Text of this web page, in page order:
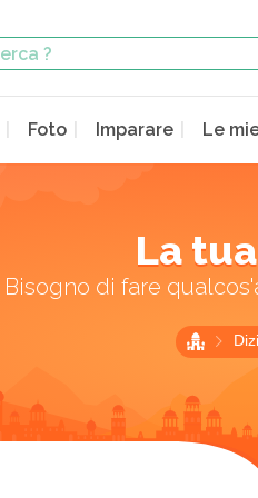
Foto Imparare Le
La
Bisogno di fare